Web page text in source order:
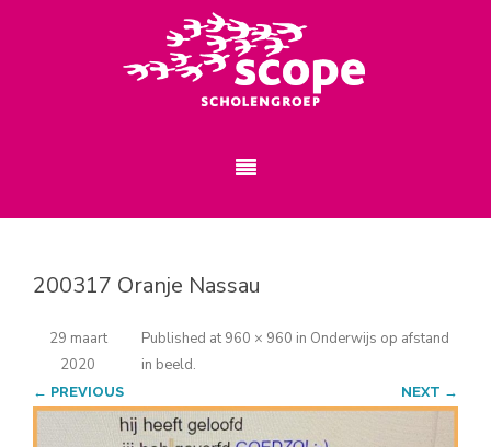
200317 Oranje Nassau
Published
29 maart
2020
at 960 × 960 in Onderwijs op afstand
in beeld.
← PREVIOUS NEXT →